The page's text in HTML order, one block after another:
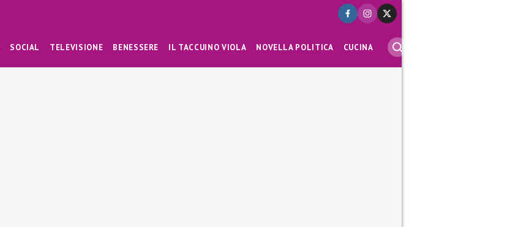
SOCIAL TELEVISIONE BENESSERE IL TACCUINO VIOLA NOVELLA POLITICA CUCINA